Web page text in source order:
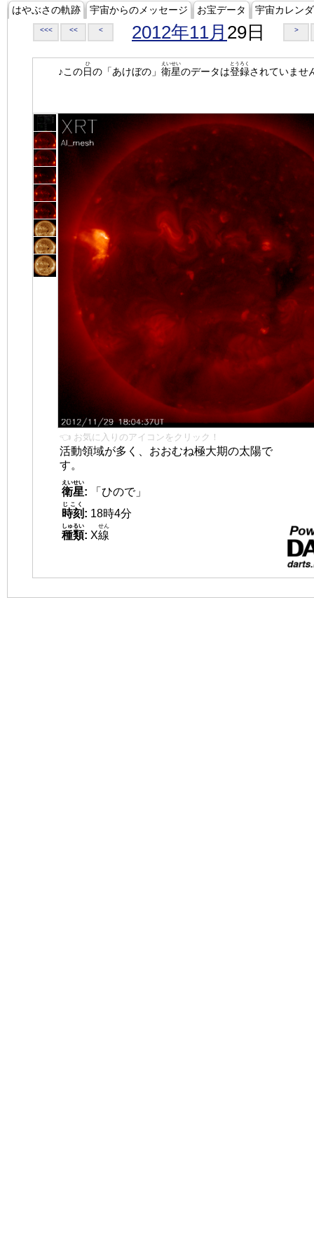
はやぶさの軌跡 宇宙からのメッセージ お宝データ 宇宙カレン
<<< << < 2012年11月 29日 >
♪この日
ひ
の「あけぼの」 衛星
えいせい
のデータは登録
とうろく
されていませ
👈 お気に入りのアイコンをクリック！
活動領域が多く、おおむね極大期の太陽で
す。
衛星
えいせい
:
「ひので」
時刻
じこく
: 18時4分
種類
しゅるい
: X線
せん